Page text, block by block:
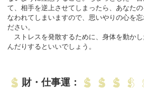
て、相手を逆上させてしまったら、あなた
なわれてしまいますので、思いやりの心を
ださい。
ストレスを発散するために、身体を動か
んだりするといいでしょう。
財・仕事運：